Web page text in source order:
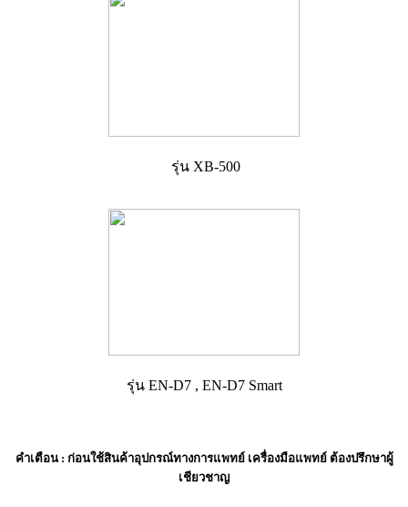
รุ่น XB-500
รุ่น EN-D7 , EN-D7 Smart
คำเตือน: ก่อนใช้สินค้าอุปกรณ์ทางการแพทย์ เครื่องมือแพทย์ ต้องปรึกษาผู้
เชียวชาญ